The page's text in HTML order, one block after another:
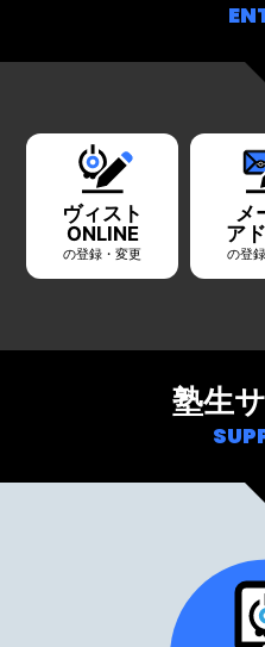
ヴィスト
ONLINE
の登録・変更
メ
ア
の登
塾生